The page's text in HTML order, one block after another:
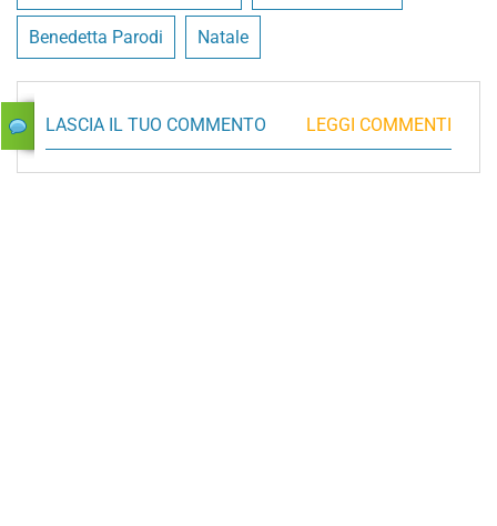
Benedetta Parodi Natale
LASCIA IL TUO COMMENTO LEGGI COMMENTI